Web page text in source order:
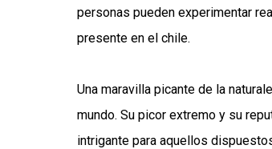
personas pueden experimentar
presente en el chile.
Una maravilla picante de la
mundo. Su picor extremo y su
intrigante para aquellos